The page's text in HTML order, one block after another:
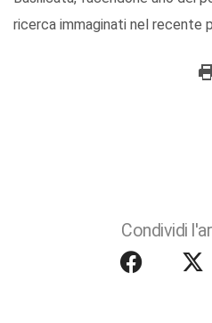
ricerca immaginati nel recente
Condividi